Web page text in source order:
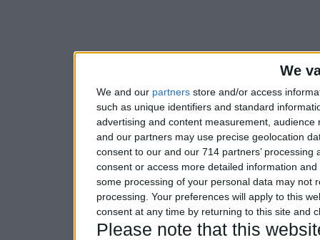
We
We and our partners store and/or access
such as unique identifiers and standard
advertising and content measurement,
and our partners may use precise geolocation
consent to our and our 714 partners’
consent or access more detailed information
some processing of your personal data may not
processing. Your preferences will apply to this
consent at any time by returning to this site and
Please note that this